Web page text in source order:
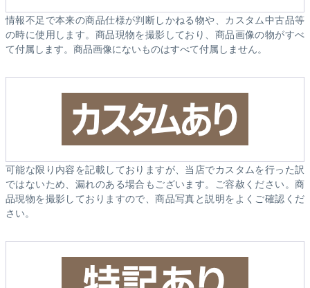
情報不足で本来の商品仕様が判断しかねる物や、カスタム中古品等
の時に使用します。商品現物を撮影しており、商品画像の物がすべ
て付属します。商品画像にないものはすべて付属しません。
可能な限り内容を記載しておりますが、当店でカスタムを行った訳
ではないため、漏れのある場合もございます。ご容赦ください。商
品現物を撮影しておりますので、商品写真と説明をよくご確認くだ
さい。